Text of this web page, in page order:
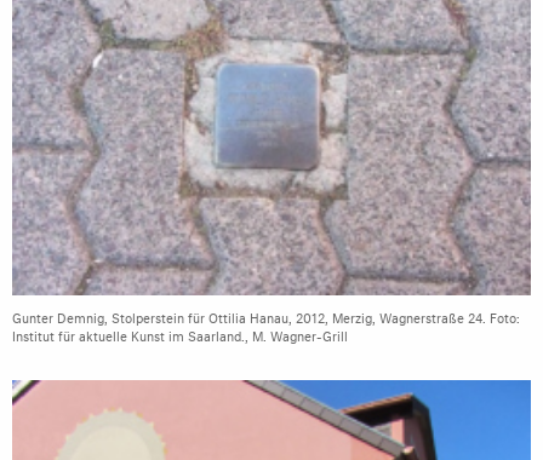
Gunter Demnig, Stolperstein für Ottilia Hanau, 2012, Merzig, Wagnerstraße 24. Foto:
Institut für aktuelle Kunst im Saarland., M. Wagner-Grill